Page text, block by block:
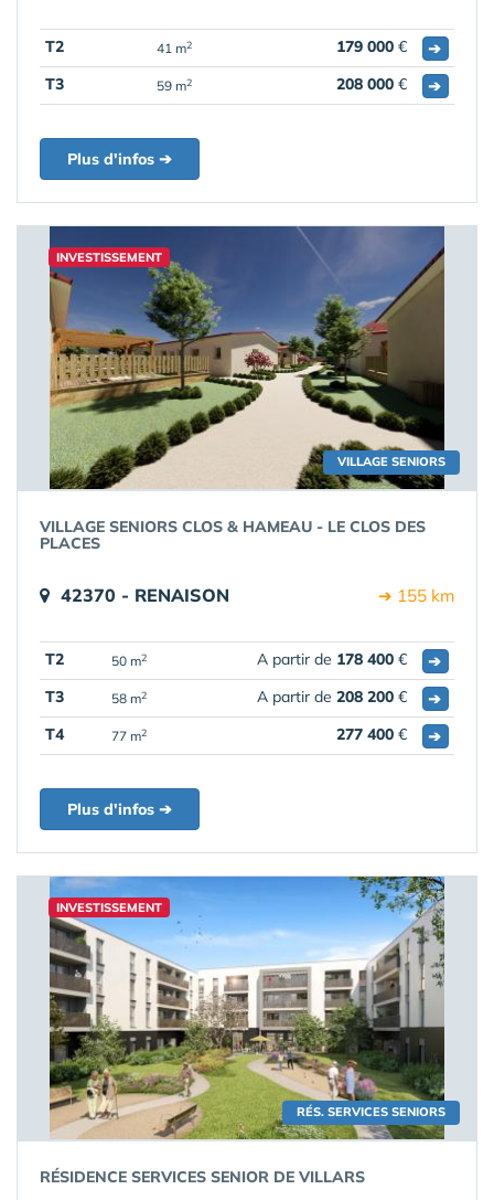
T2 41 m2 179 000 €
➔
T3
59 m2 208 000 € ➔
Plus d'infos ➔
VILLAGE SENIORS
INVESTISSEMENT
VILLAGE SENIORS CLOS & HAMEAU - LE CLOS DES
PLACES
42370 - RENAISON ➔ 155 km
T2 50 m2 A partir de 178 400 €
➔
T3
58 m2 A partir de 208 200 €
➔
T4
77 m2 277 400 € ➔
Plus d'infos ➔
RÉS. SERVICES SENIORS
INVESTISSEMENT
RÉSIDENCE SERVICES SENIOR DE VILLARS